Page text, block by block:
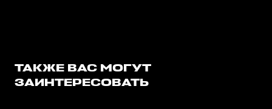
ТАКЖЕ ВАС МОГУТ
ЗАИНТЕРЕСОВАТЬ